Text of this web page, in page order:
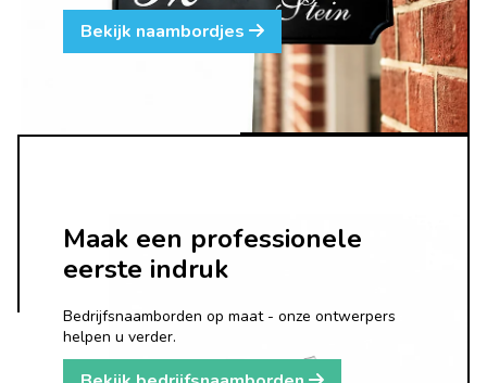
Bekijk naambordjes
Maak een professionele
eerste indruk
Bedrijfsnaamborden op maat - onze ontwerpers
helpen u verder.